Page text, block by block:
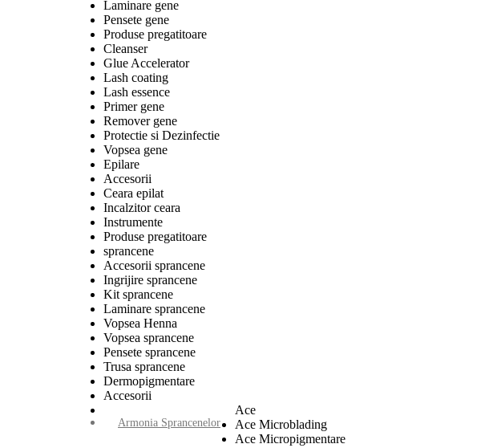
Armonia Sprancenelor
Laminare gene
Pensete gene
Produse pregatitoare
Cleanser
Glue Accelerator
Lash coating
Lash essence
Primer gene
Remover gene
Protectie si Dezinfectie
Vopsea gene
Epilare
Accesorii
Ceara epilat
Incalzitor ceara
Instrumente
Produse pregatitoare
sprancene
Accesorii sprancene
Ingrijire sprancene
Kit sprancene
Laminare sprancene
Vopsea Henna
Vopsea sprancene
Pensete sprancene
Trusa sprancene
Dermopigmentare
Accesorii
Ace
Ace Microblading
Ace Micropigmentare